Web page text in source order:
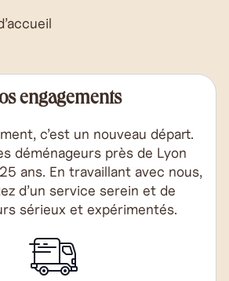
engagements
c’est un nouveau départ.
déménageurs près de Lyon
ans. En travaillant avec nous,
d’un service serein et de
sérieux et expérimentés.